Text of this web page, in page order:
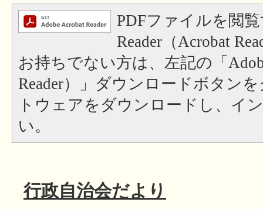
PDFファイルを閲
Reader（Acrobat
お持ちでない方は、左記の「
Reader）」ダウンロードボタン
トウェアをダウンロードし、イ
い。
行政自治会だより